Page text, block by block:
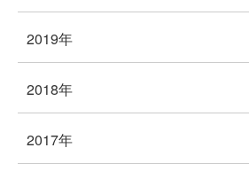
2019年
2018年
2017年